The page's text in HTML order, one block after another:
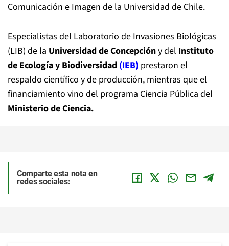
Comunicación e Imagen de la Universidad de Chile.
Especialistas del Laboratorio de Invasiones Biológicas
(LIB) de la Universidad de Concepcióny del Instituto
de Ecología y Biodiversidad(IEB) prestaron el
respaldo científico y de producción, mientras que el
financiamiento vino del programa Ciencia Pública del
Ministerio de Ciencia.
Comparte esta nota en
redes sociales: